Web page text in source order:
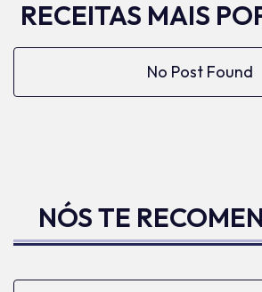
RECEITAS MAIS
No Post Found
NÓS TE